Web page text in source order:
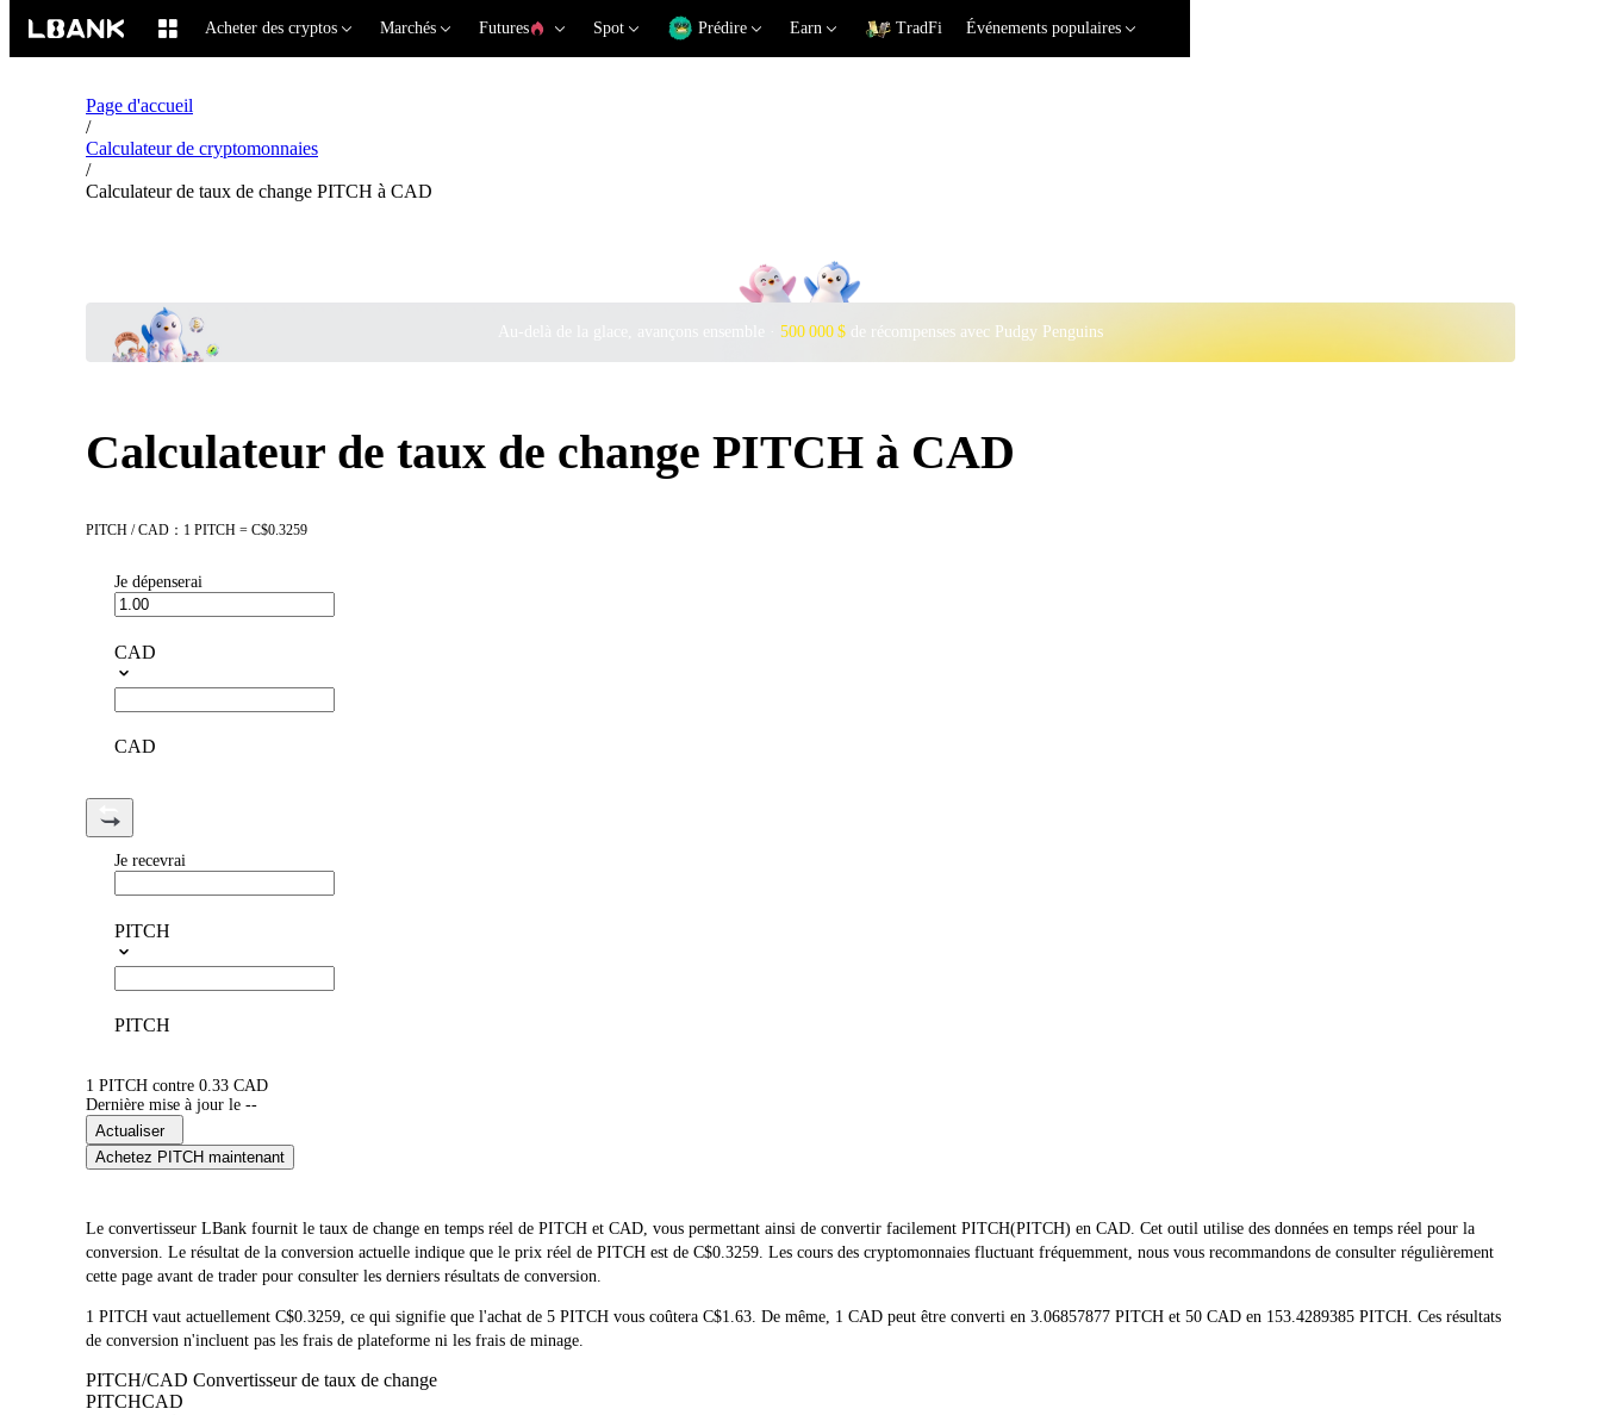
Acheter des cryptos Marchés Futures Spot Prédire Earn TradFi Événements populaires
Page d'accueil
/
Calculateur de cryptomonnaies
/
Calculateur de taux de change PITCH à CAD
Au-delà de la glace, avançons ensemble · 500 000 $ de récompenses avec Pudgy Penguins
Calculateur de taux de change PITCH à CAD
PITCH / CAD：1 PITCH = C$0.3259
Je dépenserai
CAD
CAD
Je recevrai
PITCH
PITCH
1 PITCH contre 0.33 CAD
Dernière mise à jour le --
Actualiser
Achetez PITCH maintenant
Le convertisseur LBank fournit le taux de change en temps réel de PITCH et CAD, vous permettant ainsi de convertir facilement PITCH(PITCH) en CAD. Cet outil utilise des données en temps réel pour la
conversion. Le résultat de la conversion actuelle indique que le prix réel de PITCH est de C$0.3259. Les cours des cryptomonnaies fluctuant fréquemment, nous vous recommandons de consulter régulièrement
cette page avant de trader pour consulter les derniers résultats de conversion.
1 PITCH vaut actuellement C$0.3259, ce qui signifie que l'achat de 5 PITCH vous coûtera C$1.63. De même, 1 CAD peut être converti en 3.06857877 PITCH et 50 CAD en 153.4289385 PITCH. Ces résultats
de conversion n'incluent pas les frais de plateforme ni les frais de minage.
PITCH/CAD Convertisseur de taux de change
PITCHCAD